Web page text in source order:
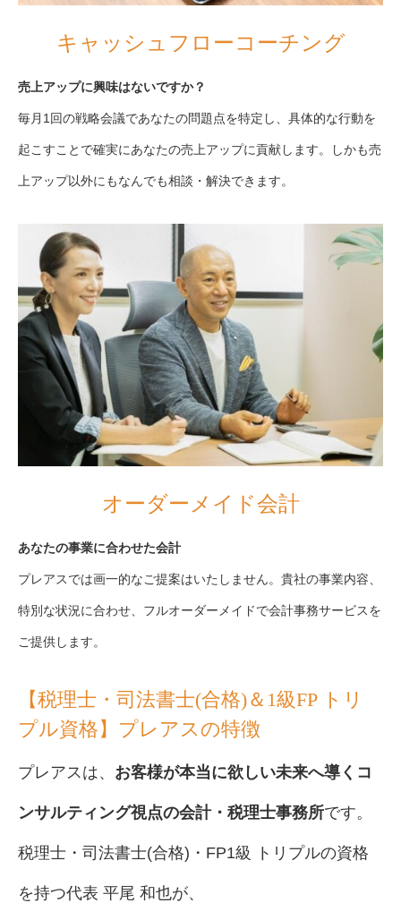
キャッシュフローコーチング
売上アップに興味はないですか？
毎月1回の戦略会議であなたの問題点を特定し、具体的な行動を
起こすことで確実にあなたの売上アップに貢献します。しかも売
上アップ以外にもなんでも相談・解決できます。
オーダーメイド会計
あなたの事業に合わせた会計
プレアスでは画一的なご提案はいたしません。貴社の事業内容、
特別な状況に合わせ、フルオーダーメイドで会計事務サービスを
ご提供します。
【税理士・司法書士(合格)＆1級FP トリ
プル資格】プレアスの特徴
プレアスは、 お客様が本当に欲しい未来へ導くコ
ンサルティング視点の会計・税理士事務所です。
税理士・司法書士(合格)・FP1級 トリプルの資格
を持つ代表 平尾 和也が、